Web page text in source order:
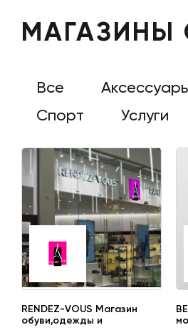
Все
Спорт
Услуги
RENDEZ-VOUS Магазин
обуви,одежды и